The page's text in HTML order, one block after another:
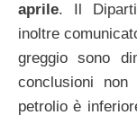
aprile. Il
inoltre
greggio sono
conclusioni
petrolio è